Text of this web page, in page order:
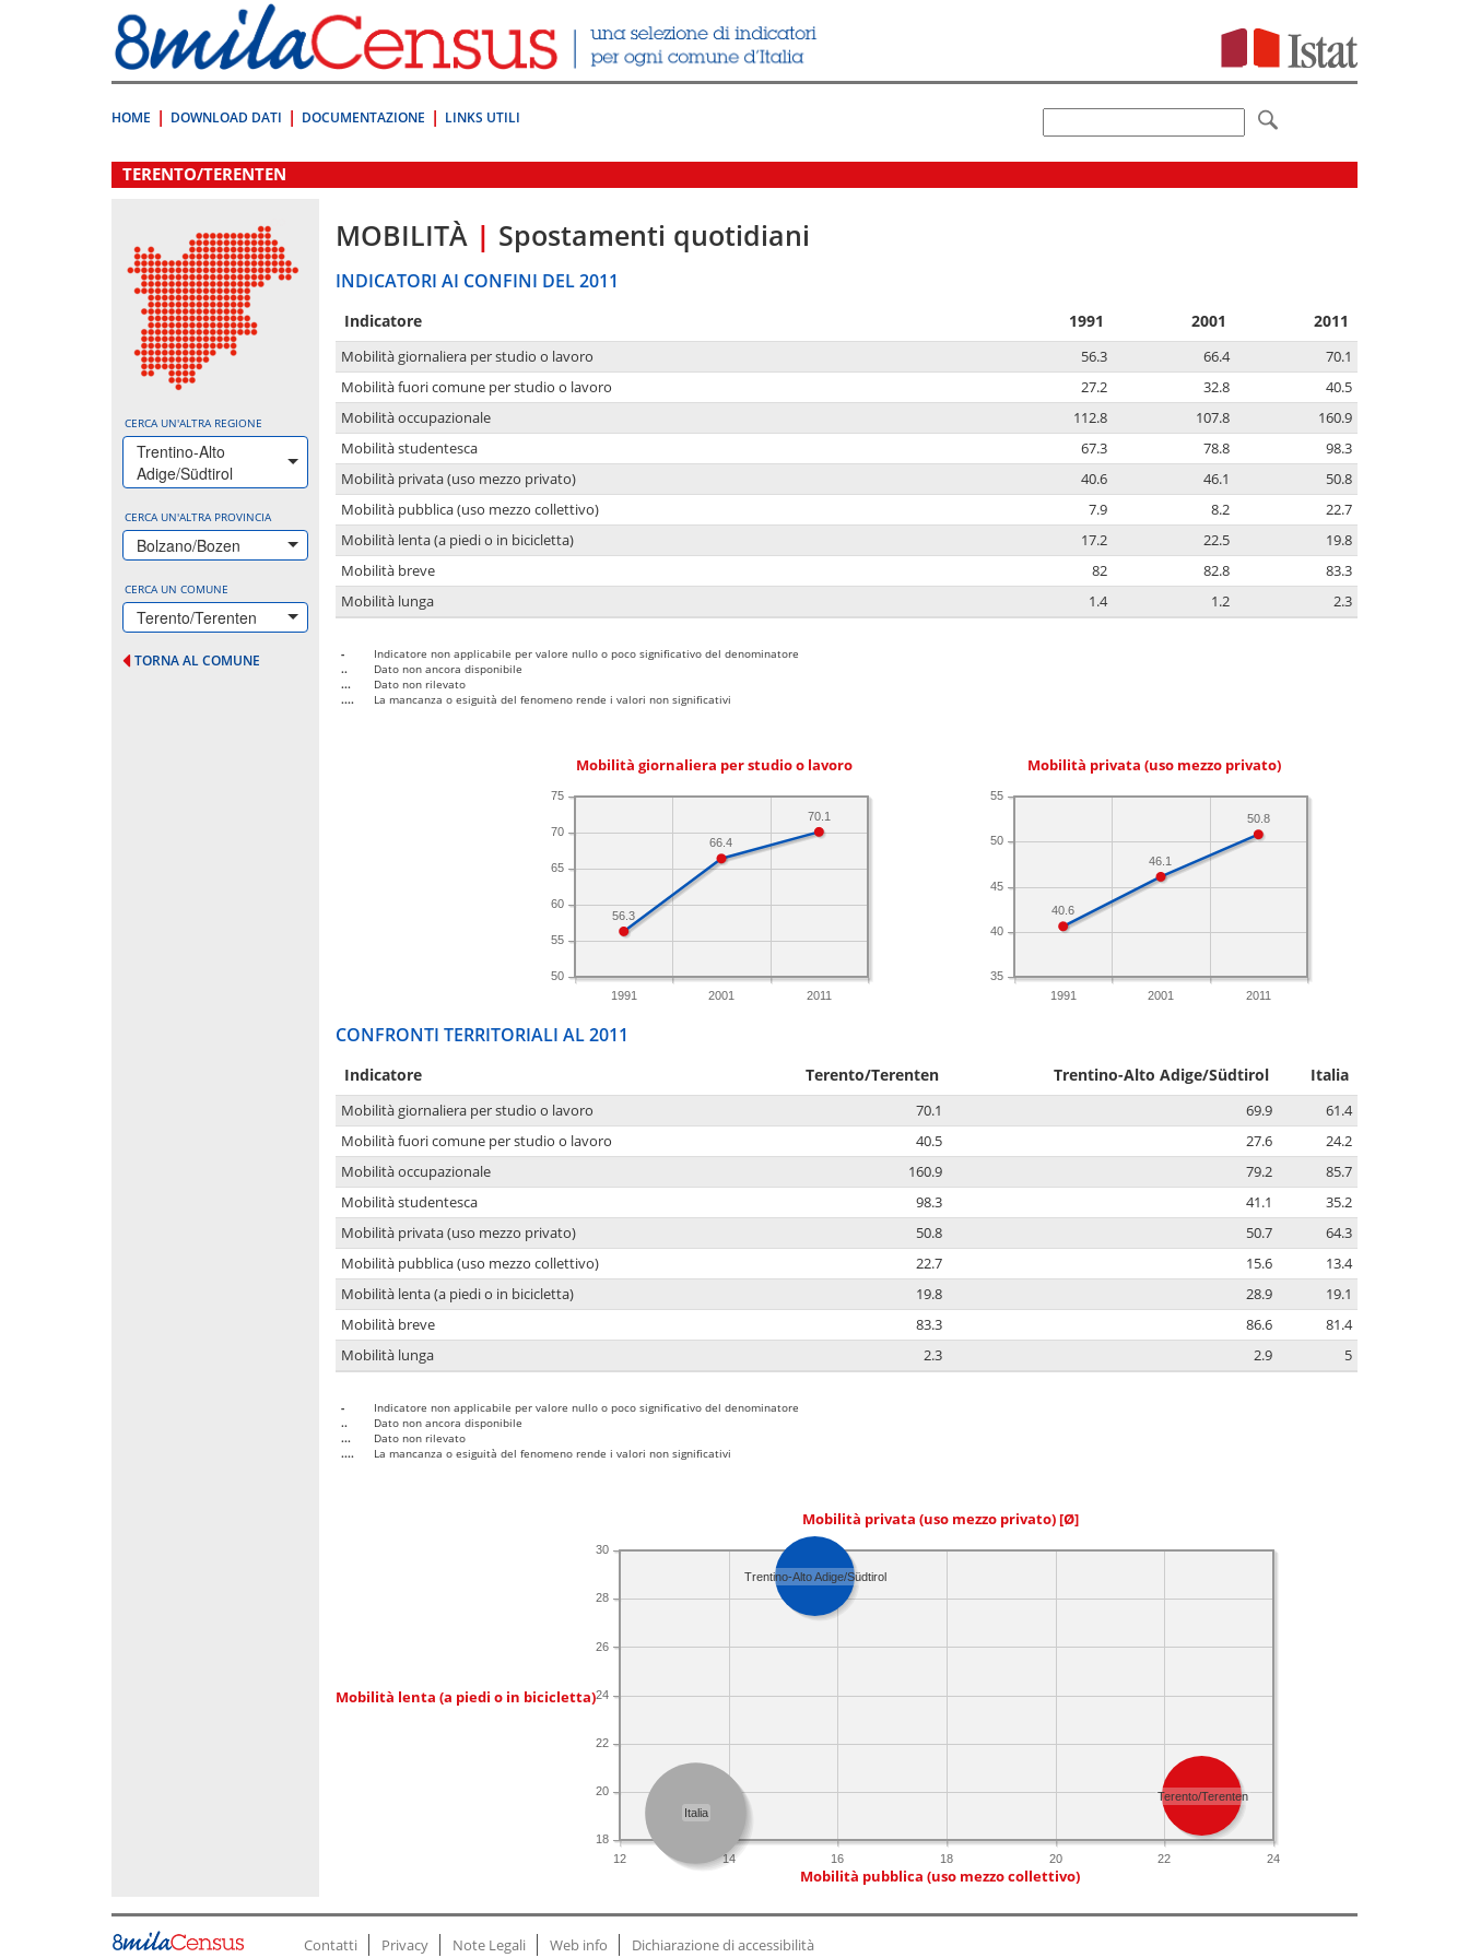
direttamente
a:
Contenuto
HOME DOWNLOAD DATI DOCUMENTAZIONE LINKS UTILI
.
TERENTO/TERENTEN
CERCA UN'ALTRA REGIONE
Trentino-Alto
Adige/Südtirol
CERCA UN'ALTRA PROVINCIA
Bolzano/Bozen
CERCA UN COMUNE
Terento/Terenten
TORNA AL COMUNE
MOBILITÀ | Spostamenti quotidiani
INDICATORI AI CONFINI DEL 2011
Indicatore 1991 2001 2011
Mobilità giornaliera per studio o lavoro 56.3 66.4
70.1
Mobilità fuori comune per studio o lavoro
27.2 32.8
40.5
Mobilità occupazionale
112.8 107.8
160.9
Mobilità studentesca
67.3 78.8
98.3
Mobilità privata (uso mezzo privato)
40.6 46.1
50.8
Mobilità pubblica (uso mezzo collettivo)
7.9 8.2
22.7
Mobilità lenta (a piedi o in bicicletta)
17.2 22.5
19.8
Mobilità breve
82 82.8
83.3
Mobilità lunga
1.4 1.2 2.3
-
Indicatore non applicabile per valore nullo o poco significativo del denominatore
..
Dato non ancora disponibile
...
Dato non rilevato
....
La mancanza o esiguità del fenomeno rende i valori non significativi
Mobilità giornaliera per studio o lavoro
1991 2001 2011
50
55
60
65
70
75
70.1
66.4
56.3
Mobilità privata (uso mezzo privato)
1991 2001 2011
35
40
45
50
55
50.8
46.1
40.6
CONFRONTI TERRITORIALI AL 2011
Indicatore Terento/Terenten Trentino-Alto Adige/Südtirol Italia
Mobilità giornaliera per studio o lavoro 70.1 69.9
61.4
Mobilità fuori comune per studio o lavoro
40.5 27.6
24.2
Mobilità occupazionale
160.9 79.2
85.7
Mobilità studentesca
98.3 41.1
35.2
Mobilità privata (uso mezzo privato)
50.8 50.7
64.3
Mobilità pubblica (uso mezzo collettivo)
22.7 15.6
13.4
Mobilità lenta (a piedi o in bicicletta)
19.8 28.9
19.1
Mobilità breve
83.3 86.6
81.4
Mobilità lunga
2.3 2.9 5
-
Indicatore non applicabile per valore nullo o poco significativo del denominatore
..
Dato non ancora disponibile
...
Dato non rilevato
....
La mancanza o esiguità del fenomeno rende i valori non significativi
Mobilità privata (uso mezzo privato) [Ø]
Mobilità lenta (a piedi o in bicicletta)
12 14 16 18 20 22 24
18
20
22
24
26
28
30
Italia
Terento/Terenten
Trentino-Alto Adige/Südtirol
Mobilità pubblica (uso mezzo collettivo)
Contatti Privacy Note Legali Web info Dichiarazione di accessibilità